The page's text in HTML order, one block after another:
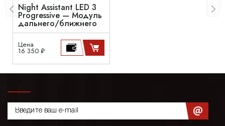
Night Assistant LED 3
Progressive — Модуль
дальнего/ближнего
Цена
16 350 ₽